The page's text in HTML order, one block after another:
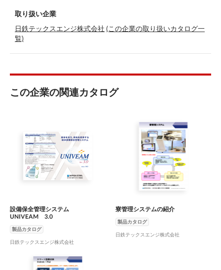
取り扱い企業
日鉄テックスエンジ株式会社 (この企業の取り扱いカタログ一
覧)
この企業の関連カタログ
設備保全管理システム
UNIVEAM 3.0
製品カタログ
日鉄テックスエンジ株式会社
寮管理システムの紹介
製品カタログ
日鉄テックスエンジ株式会社